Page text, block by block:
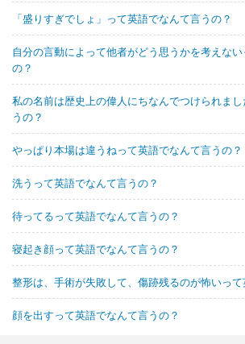
「盛りすぎでしょ」って英語でなんて言うの？
自分の言動によって他者がどう思うかを考えな
の？
私の名前は歴史上の偉人にちなんでつけられま
うの？
やっぱり本場は違うねって英語でなんて言うの？
洗うって英語でなんて言うの？
待ってるって英語でなんて言うの？
寝起き顔って英語でなんて言うの？
整形は、手術が失敗して、傷跡残るのが怖いっ
顔を出すって英語でなんて言うの？